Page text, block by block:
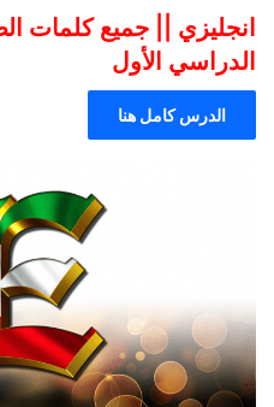
انجليزي || جميع كلمات
الدراسي الأول
الدرس كامل هنا